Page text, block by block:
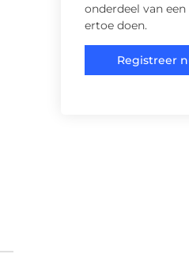
onderdeel van
ertoe doen.
Registreer